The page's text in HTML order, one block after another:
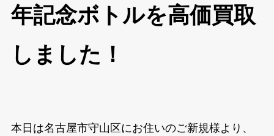
年記念ボトルを高価買取
しました！
本日は名古屋市守山区にお住いのご新規様より、